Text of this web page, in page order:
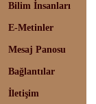
Bilim İnsanları
E-Metinler
Mesaj Panosu
Bağlantılar
İletişim